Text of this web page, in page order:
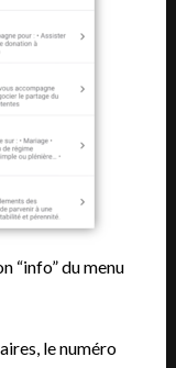
“info” du menu
le numéro